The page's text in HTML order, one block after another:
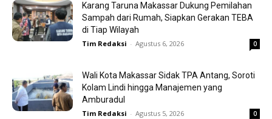
Karang Taruna Makassar Dukung Pemilahan
Sampah dari Rumah, Siapkan Gerakan TEBA
di Tiap Wilayah
Tim Redaksi - Agustus 6, 2026 0
Wali Kota Makassar Sidak TPA Antang, Soroti
Kolam Lindi hingga Manajemen yang
Amburadul
Tim Redaksi - Agustus 5, 2026 0